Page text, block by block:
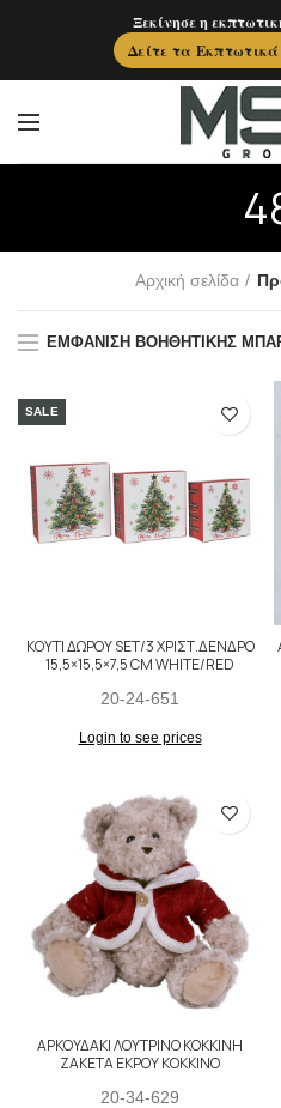
Αρχική σελίδα
ΕΜΦΆΝΙΣΗ ΒΟΗΘΗΤΙΚΉΣ
SALE
KΟΥΤΙ ΔΩΡΟΥ SET/3 ΧΡΙΣΤ.ΔΕΝΔΡΟ
15,5×15,5×7,5 CM WHITE/RED
20-24-651
Login to see prices
ΑΡΚΟΥΔΑΚΙ ΛΟΥΤΡΙΝΟ ΚΟΚΚΙΝΗ
ΖΑΚΕΤΑ ΕΚΡΟΥ ΚΟΚΚΙΝΟ
20-34-629
Ξεκίνησε η
Δείτε τα